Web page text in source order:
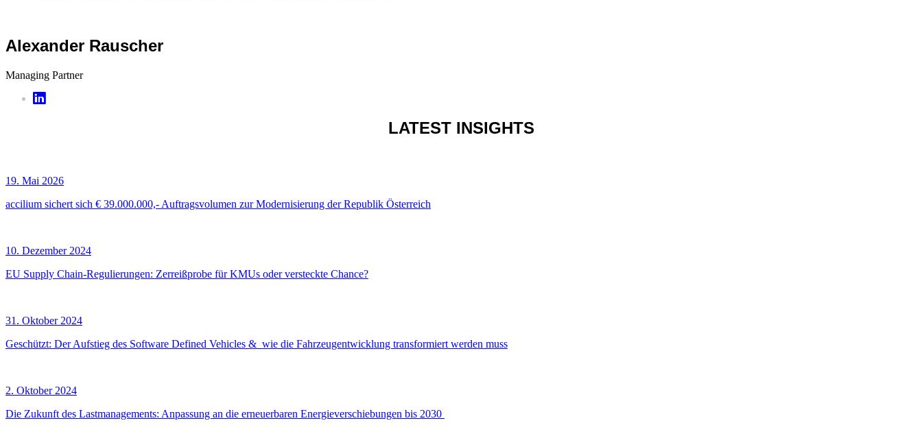
Alexander Rauscher
Managing Partner
LATEST INSIGHTS
19. Mai 2026
accilium sichert sich € 39.000.000,- Auftragsvolumen zur Modernisierung der Republik Österreich
10. Dezember 2024
EU Supply Chain-Regulierungen: Zerreißprobe für KMUs oder versteckte Chance?
31. Oktober 2024
Geschützt: Der Aufstieg des Software Defined Vehicles & wie die Fahrzeugentwicklung transformiert werden muss
2. Oktober 2024
Die Zukunft des Lastmanagements: Anpassung an die erneuerbaren Energieverschiebungen bis 2030